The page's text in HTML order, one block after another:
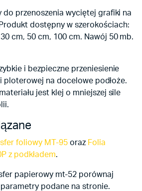
przenoszenia wyciętej grafiki na
dostępny w szerokościach:
cm, 50 cm, 100 cm. Nawój 50 mb.
i bezpieczne przeniesienie
ploterowej na docelowe podłoże.
jest klej o mniejszej sile
foliowy MT-95oraz Folia
z podkładem.
papierowy mt-52 porównaj
podane na stronie.